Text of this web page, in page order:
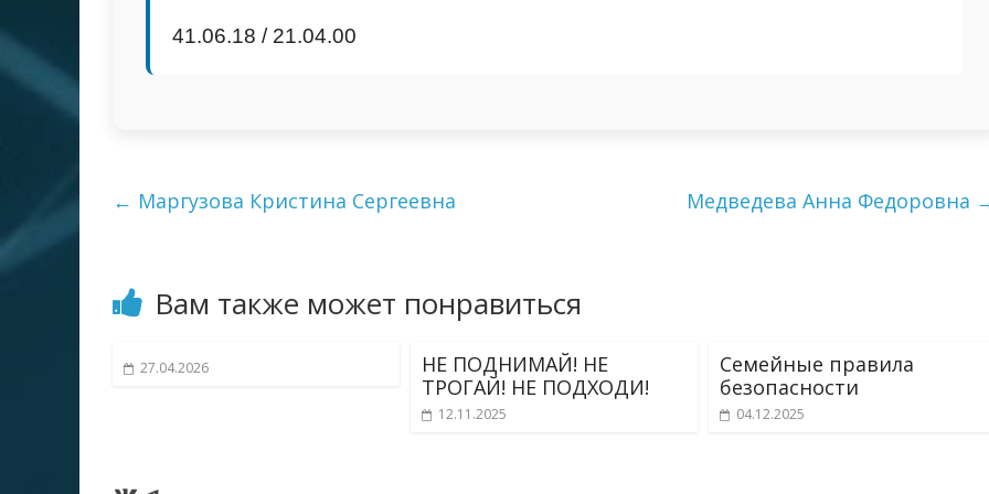
41.06.18 / 21.04.00
← Маргузова Кристина Сергеевна Медведева Анна Федоровна
Вам также может понравиться
27.04.2026
НЕ ПОДНИМАЙ! НЕ
ТРОГАЙ! НЕ ПОДХОДИ!
12.11.2025
Семейные правила
безопасности
04.12.2025